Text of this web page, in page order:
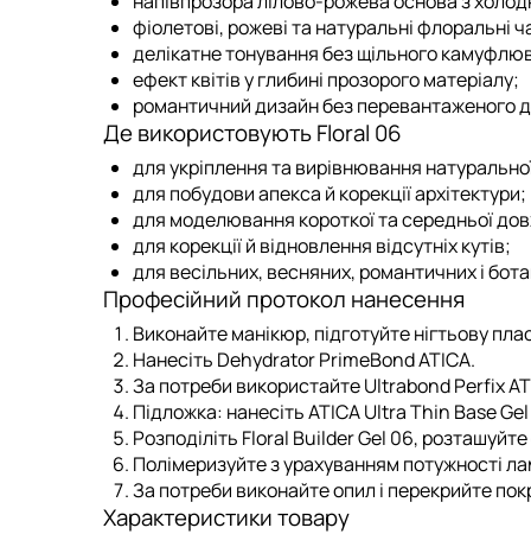
фіолетові, рожеві та натуральні флоральні
делікатне тонування без щільного
ефект квітів у глибині прозорого матеріалу;
романтичний дизайн без перевантаженого
Де використовують Floral 06
для укріплення та вирівнювання
для побудови апекса й корекції архітектури;
для моделювання короткої та середньої
для корекції й відновлення відсутніх кутів;
для весільних, весняних, романтичних і
Професійний протокол нанесення
Виконайте манікюр, підготуйте нігтьову
Нанесіть Dehydrator PrimeBond ATICA.
За потреби використайтеUltrabond Perfix
Підложка: нанесітьATICA Ultra Thin Base Gel
Розподіліть Floral Builder Gel 06,
Полімеризуйте з урахуванням потужності
За потреби виконайте опил і перекрийте
Характеристики товару